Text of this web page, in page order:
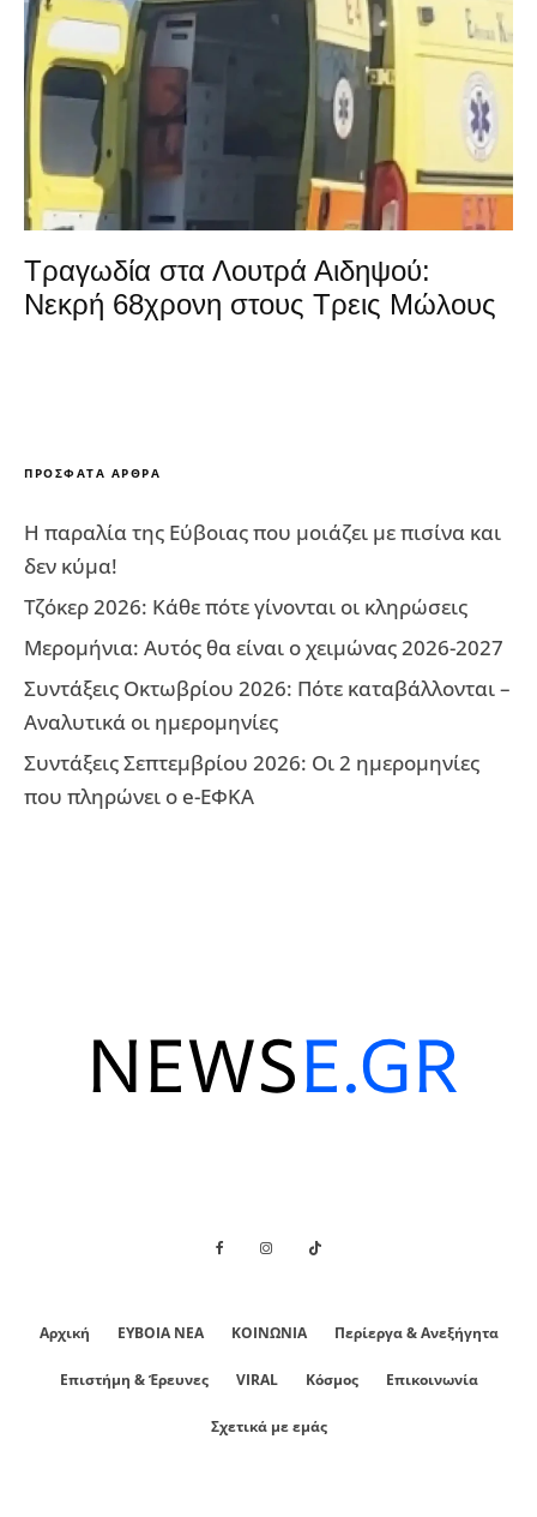
Τραγωδία στα Λουτρά Αιδηψού:
Νεκρή 68χρονη στους Τρεις Μώλους
ΠΡΌΣΦΑΤΑ ΆΡΘΡΑ
Η παραλία της Εύβοιας που μοιάζει με πισίνα και
δεν κύμα!
Τζόκερ 2026: Κάθε πότε γίνονται οι κληρώσεις
Μερομήνια: Αυτός θα είναι ο χειμώνας 2026-2027
Συντάξεις Οκτωβρίου 2026: Πότε καταβάλλονται –
Αναλυτικά οι ημερομηνίες
Συντάξεις Σεπτεμβρίου 2026: Οι 2 ημερομηνίες
που πληρώνει ο e-ΕΦΚΑ
Αρχική ΕΥΒΟΙΑ ΝΕΑ ΚΟΙΝΩΝΙΑ Περίεργα & Ανεξήγητα
Επιστήμη & Έρευνες VIRAL Κόσμος Επικοινωνία
Σχετικά με εμάς